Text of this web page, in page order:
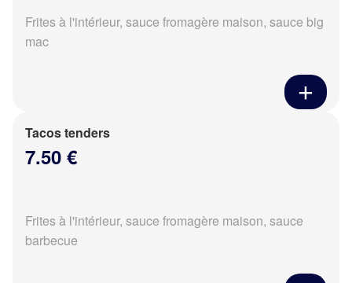
Frites à l'intérieur, sauce fromagère maison, sauce big
mac
Tacos tenders
7.50 €
Frites à l'intérieur, sauce fromagère maison, sauce
barbecue